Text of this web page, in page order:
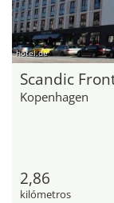
hotel.de
Scandic
Kopenhagen
2,86
kilómetros